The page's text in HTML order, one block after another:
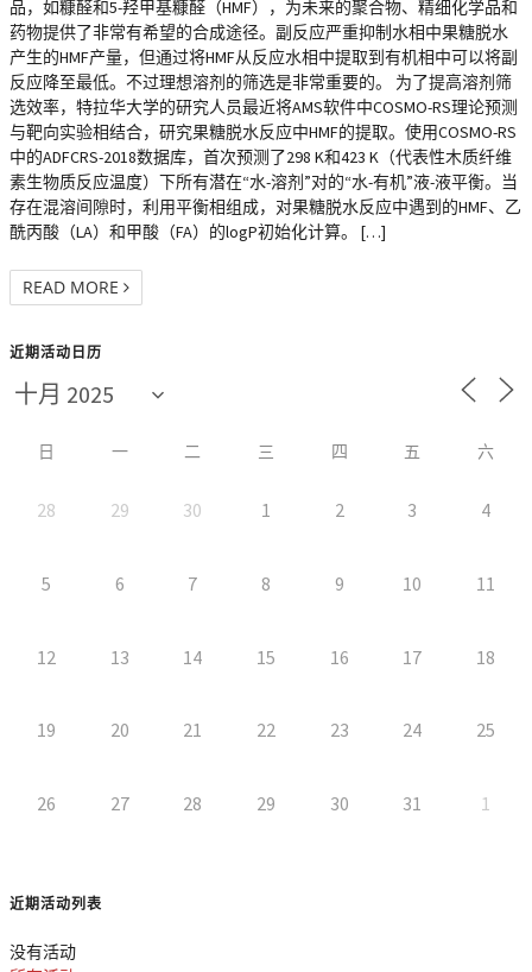
品，如糠醛和5-羟甲基糠醛（HMF），为未来的聚合物、精细化学品和
药物提供了非常有希望的合成途径。副反应严重抑制水相中果糖脱水
产生的HMF产量，但通过将HMF从反应水相中提取到有机相中可以将副
反应降至最低。不过理想溶剂的筛选是非常重要的。 为了提高溶剂筛
选效率，特拉华大学的研究人员最近将AMS软件中COSMO-RS理论预测
与靶向实验相结合，研究果糖脱水反应中HMF的提取。使用COSMO-RS
中的ADFCRS-2018数据库，首次预测了298 K和423 K（代表性木质纤维
素生物质反应温度）下所有潜在“水-溶剂”对的“水-有机”液-液平衡。当
存在混溶间隙时，利用平衡相组成，对果糖脱水反应中遇到的HMF、乙
酰丙酸（LA）和甲酸（FA）的logP初始化计算。 […]
READ MORE
近期活动日历
日 一 二 三 四 五 六
28 29 30 1 2 3 4
5 6 7 8 9 10 11
12 13 14 15 16 17 18
19 20 21 22 23 24 25
26 27 28 29 30 31 1
近期活动列表
没有活动